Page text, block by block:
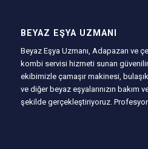
BEYAZ EŞYA UZMANI
Beyaz Eşya Uzmanı, Adapazarı ve
kombi servisi hizmeti sunan
ekibimizle çamaşır makinesi,
ve diğer beyaz eşyalarınızın bakım
şekilde gerçekleştiriyoruz.